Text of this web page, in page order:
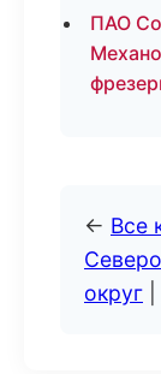
ПАО
← Все
округ